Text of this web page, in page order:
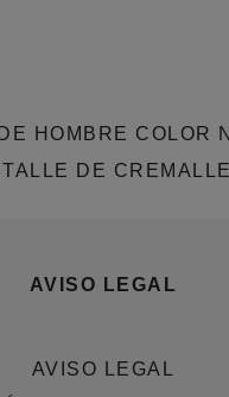
HOMBRE COLOR
DE
AVISO LEGAL
AVISO LEGAL